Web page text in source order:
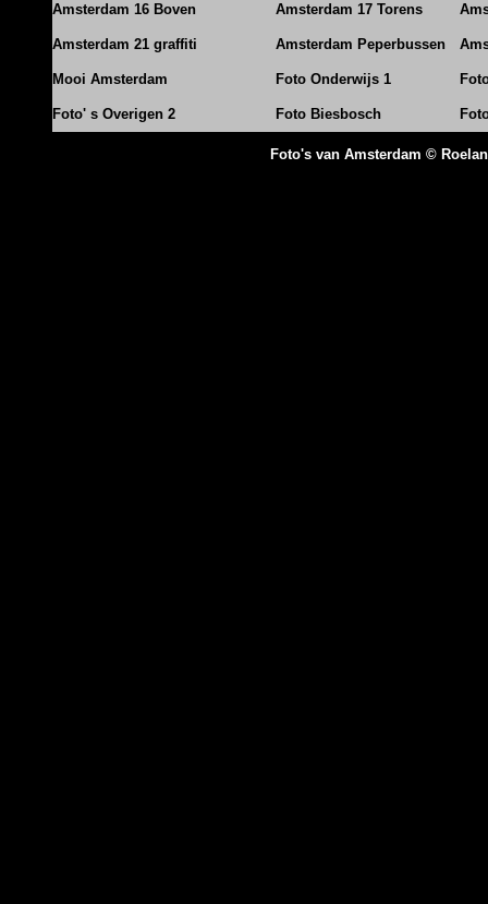
Amsterdam 16 Boven Amsterdam 17 Torens
Amsterdam 21 graffiti Amsterdam Peperbussen
Mooi Amsterdam Foto Onderwijs 1
Foto' s Overigen 2 Foto Biesbosch
Foto's van Amsterdam ©